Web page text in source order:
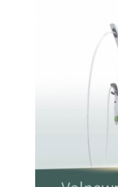
大腿後側如橘皮
消退。這些特定部